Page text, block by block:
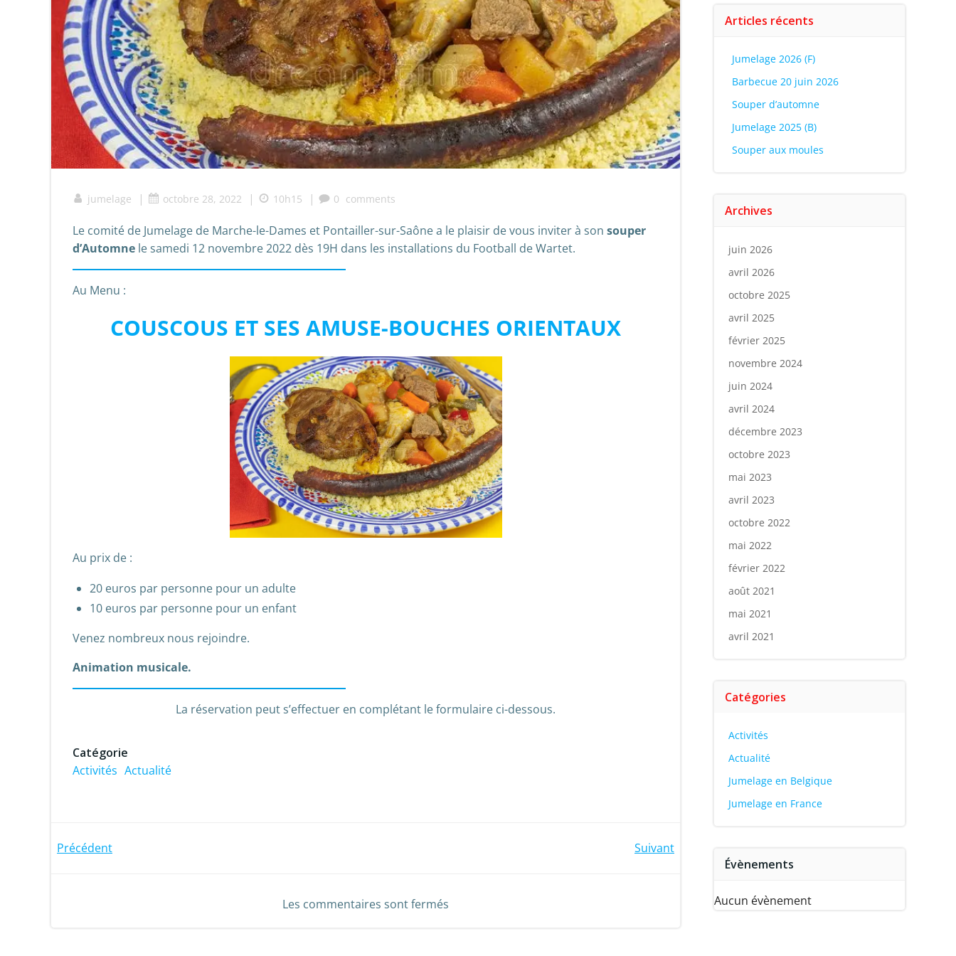
jumelage | octobre 28, 2022 | 10h15 | 0 comments
Le comité de Jumelage de Marche-le-Dames et Pontailler-sur-Saône a le plaisir de vous inviter à son souper
d’Automne le samedi 12 novembre 2022 dès 19H dans les installations du Football de Wartet.
Au Menu :
COUSCOUS ET SES AMUSE-BOUCHES ORIENTAUX
Au prix de :
20 euros par personne pour un adulte
10 euros par personne pour un enfant
Venez nombreux nous rejoindre.
Animation musicale.
La réservation peut s’effectuer en complétant le formulaire ci-dessous.
Catégorie
Activités Actualité
Post
Précédent
navigation
Suivant
Les commentaires sont fermés
Articles récents
Jumelage 2026 (F)
Barbecue 20 juin 2026
Souper d’automne
Jumelage 2025 (B)
Souper aux moules
Archives
juin 2026
avril 2026
octobre 2025
avril 2025
février 2025
novembre 2024
juin 2024
avril 2024
décembre 2023
octobre 2023
mai 2023
avril 2023
octobre 2022
mai 2022
février 2022
août 2021
mai 2021
avril 2021
Catégories
Activités
Actualité
Jumelage en Belgique
Jumelage en France
Évènements
Aucun évènement